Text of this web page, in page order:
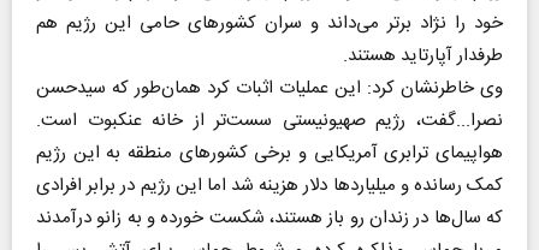
خود را نژاد برتر می‌داند و سران کشورهای حامی این رژیم هم
طرفدار آپارتاید هستند.
وی خاطرنشان کرد: این عملیات اثبات کرد همان‌طور که سیدحسن
نصرا...گفت، رژیم صهیونیستی سست‌تر از خانه عنکبوت است.
هواپیمای ترابری آمریکایی و برخی کشورهای منطقه به این رژیم
کمک رسانده و میلیاردها دلار هزینه شد اما این رژیم در برابر افرادی
که سال‌ها در زندان رو باز هستند، شکست خورده و به زانو درآمدند